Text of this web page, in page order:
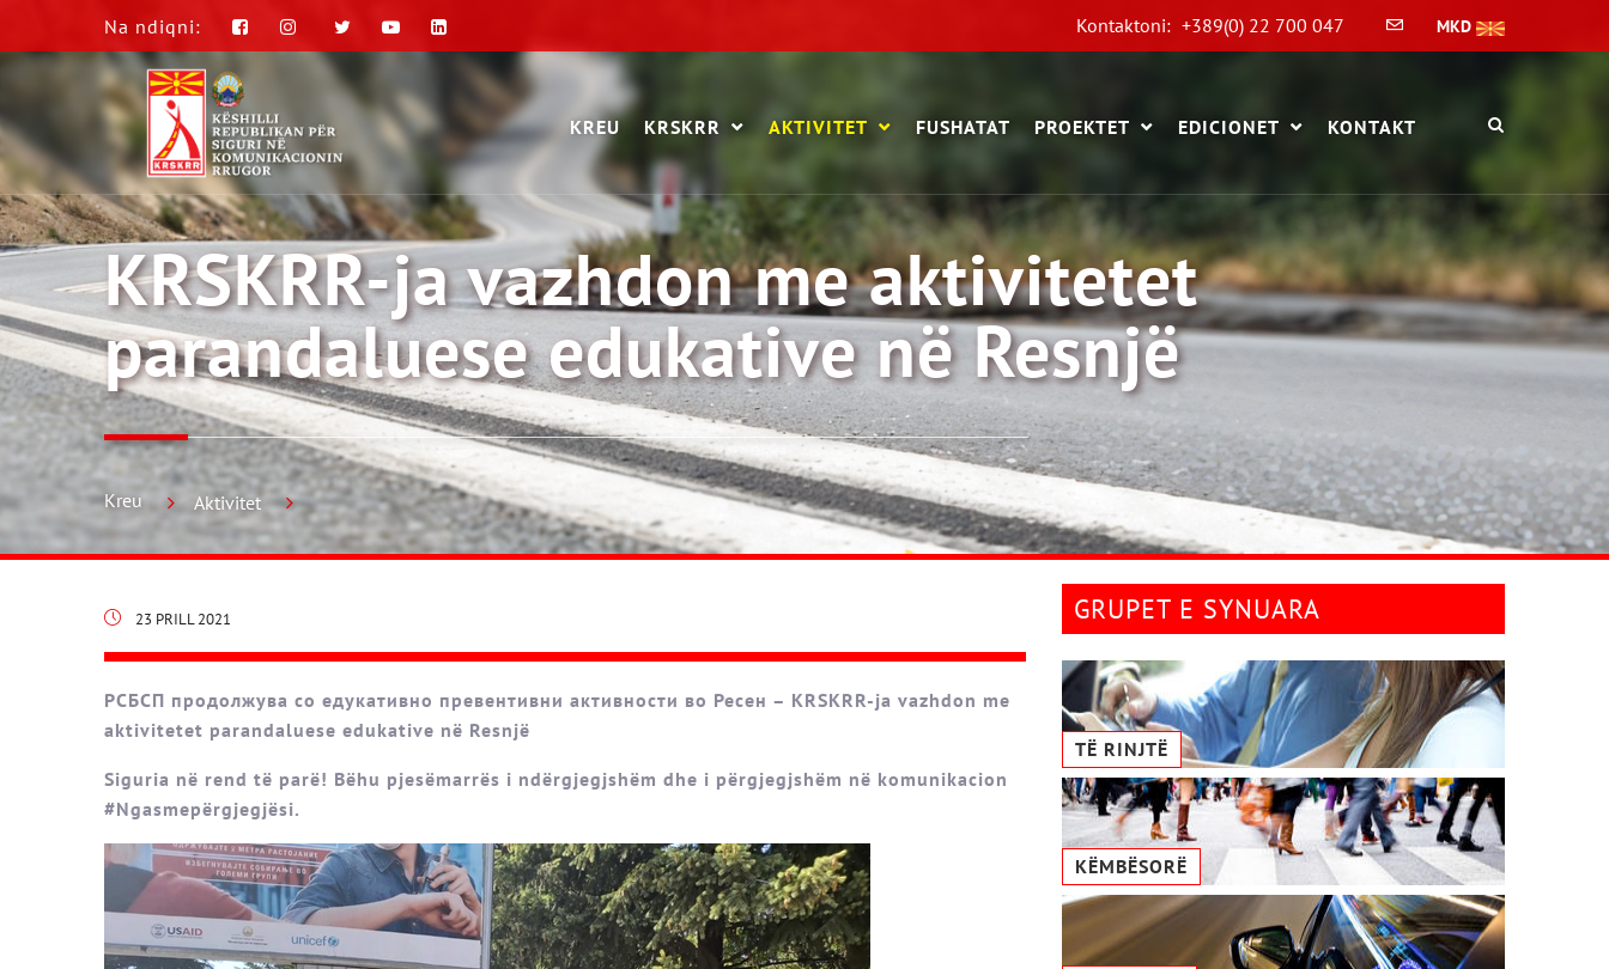
Na ndiqni: Kontaktoni: +389(0) 22 700 047 MKD
KREU KRSKRR AKTIVITET FUSHATAT PROEKTET EDICIONET KONTAKT
KRSKRR-ja vazhdon me aktivitetet
parandaluese edukative në Resnjë
Kreu Aktivitet
23 PRILL 2021
РСБСП продолжува со едукативно превентивни активности во Ресен – KRSKRR-ja vazhdon me
aktivitetet parandaluese edukative në Resnjë
Siguria në rend të parë! Bëhu pjesëmarrës i ndërgjegjshëm dhe i përgjegjshëm në komunikacion
#Ngasmepërgjegjësi.
GRUPET E SYNUARA
TË RINJTË
KËMBËSORË